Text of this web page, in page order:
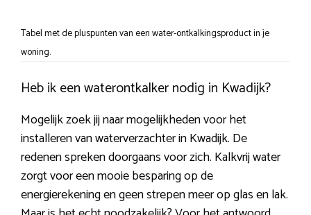
Tabel met de pluspunten van een water-ontkalkingsproduct in je
woning.
Heb ik een waterontkalker nodig in Kwadijk?
Mogelijk zoek jij naar mogelijkheden voor het
installeren van waterverzachter in Kwadijk. De
redenen spreken doorgaans voor zich. Kalkvrij water
zorgt voor een mooie besparing op de
energierekening en geen strepen meer op glas en lak.